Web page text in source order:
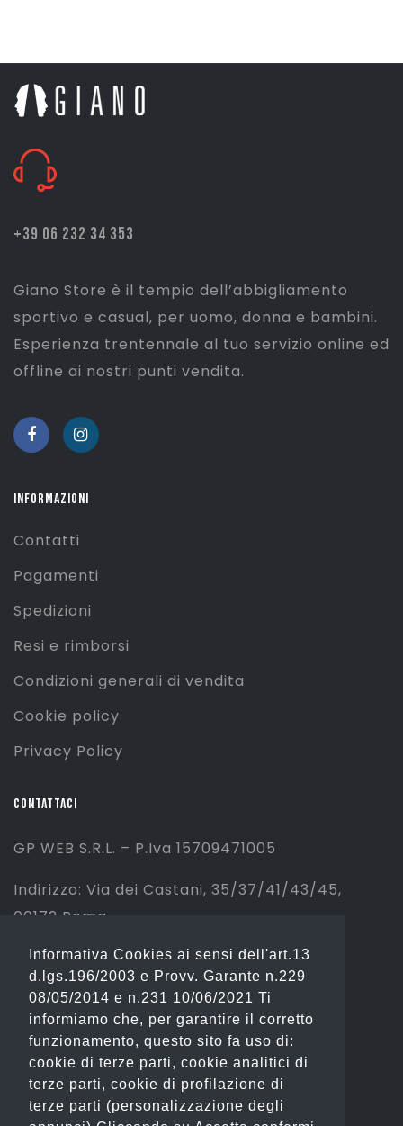
+39 06 232 34 353
Giano Store è il tempio dell’abbigliamento
sportivo e casual, per uomo, donna e bambini.
Esperienza trentennale al tuo servizio online ed
offline ai nostri punti vendita.
INFORMAZIONI
Contatti
Pagamenti
Spedizioni
Resi e rimborsi
Condizioni generali di vendita
Cookie policy
Privacy Policy
CONTATTACI
GP WEB S.R.L. – P.Iva 15709471005
Indirizzo: Via dei Castani, 35/37/41/43/45,
00172 Roma
Tel: 06 2310844 (Sport) – 06 23234353
(Fashion)
Email: info@gianostore.com
ORARI
Informativa Cookies ai sensi dell'art.13
d.lgs.196/2003 e Provv. Garante n.229
08/05/2014 e n.231 10/06/2021 Ti
informiamo che, per garantire il corretto
funzionamento, questo sito fa uso di:
cookie di terze parti, cookie analitici di
terze parti, cookie di profilazione di
terze parti (personalizzazione degli